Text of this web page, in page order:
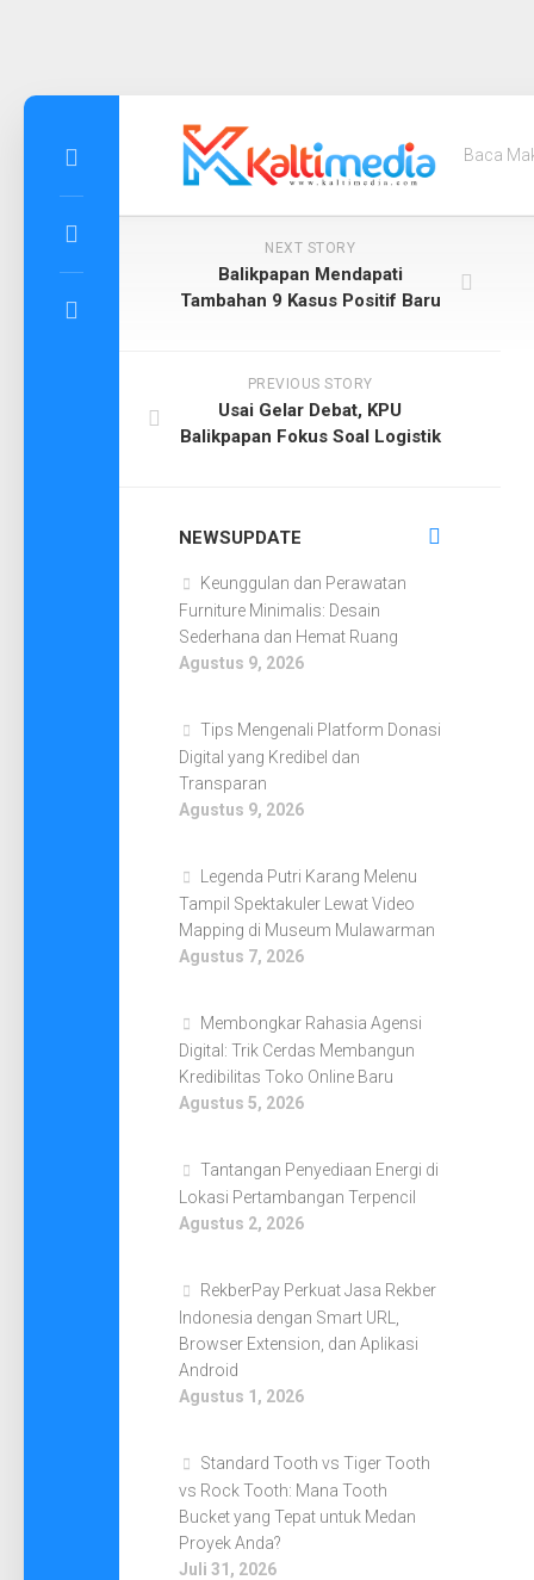
Skip
Baca
NEXT STORY
Balikpapan Mendapati
Tambahan 9 Kasus Positif Baru
PREVIOUS STORY
Usai Gelar Debat, KPU
Balikpapan Fokus Soal Logistik
NEWSUPDATE
Keunggulan dan Perawatan
Furniture Minimalis: Desain
Sederhana dan Hemat Ruang
Agustus 9, 2026
Tips Mengenali Platform Donasi
Digital yang Kredibel dan
Transparan
Agustus 9, 2026
Legenda Putri Karang Melenu
Tampil Spektakuler Lewat Video
Mapping di Museum Mulawarman
Agustus 7, 2026
Membongkar Rahasia Agensi
Digital: Trik Cerdas Membangun
Kredibilitas Toko Online Baru
Agustus 5, 2026
Tantangan Penyediaan Energi di
Lokasi Pertambangan Terpencil
Agustus 2, 2026
RekberPay Perkuat Jasa Rekber
Indonesia dengan Smart URL,
Browser Extension, dan Aplikasi
Android
Agustus 1, 2026
Standard Tooth vs Tiger Tooth
vs Rock Tooth: Mana Tooth
Bucket yang Tepat untuk Medan
Proyek Anda?
Juli 31, 2026